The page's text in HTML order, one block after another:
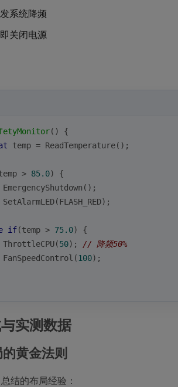
系统降频
关闭电源
()
{
temp = ReadTemperature();
> 85.0) {
EmergencyShutdown();
SetAlarmLED(FLASH_RED);
if(temp > 75.0) {
ThrottleCPU(
50); // 降频50%
FanSpeedControl(
100);
实测数据
黄金法则
结的布局经验：